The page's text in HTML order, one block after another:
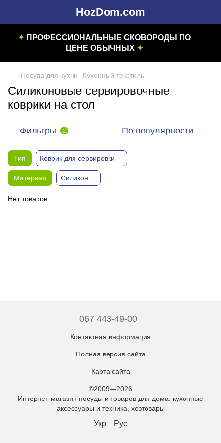
HozDom.com
✦ ПРОФЕССИОНАЛЬНЫЕ СКОВОРОДЫ ПО
ЦЕНЕ ОБЫЧНЫХ ✦
Посуда для кухни Кухонный текстиль
Силиконовые сервировочные
коврики на стол
Фильтры 2 По популярности
Тип Коврик для сервировки
Материал Силикон
Нет товаров
067 443-49-00
Контактная информация
Полная версия сайта
Карта сайта
©2009—2026
Интернет-магазин посуды и товаров для дома: кухонные
аксессуары и техника, хозтовары
Укр Рус